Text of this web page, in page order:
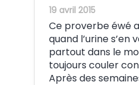
19 avril 2015
Ce proverbe éwé
quand l’urine s’en
partout dans le
toujours couler
Après des